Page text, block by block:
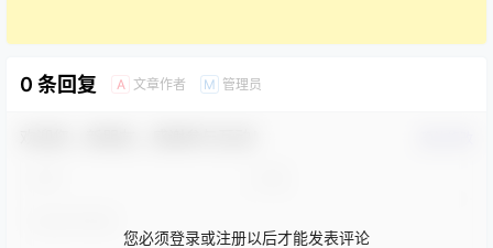
0 条回复 A 文章作者 M 管理员
您必须登录或注册以后才能发表评论